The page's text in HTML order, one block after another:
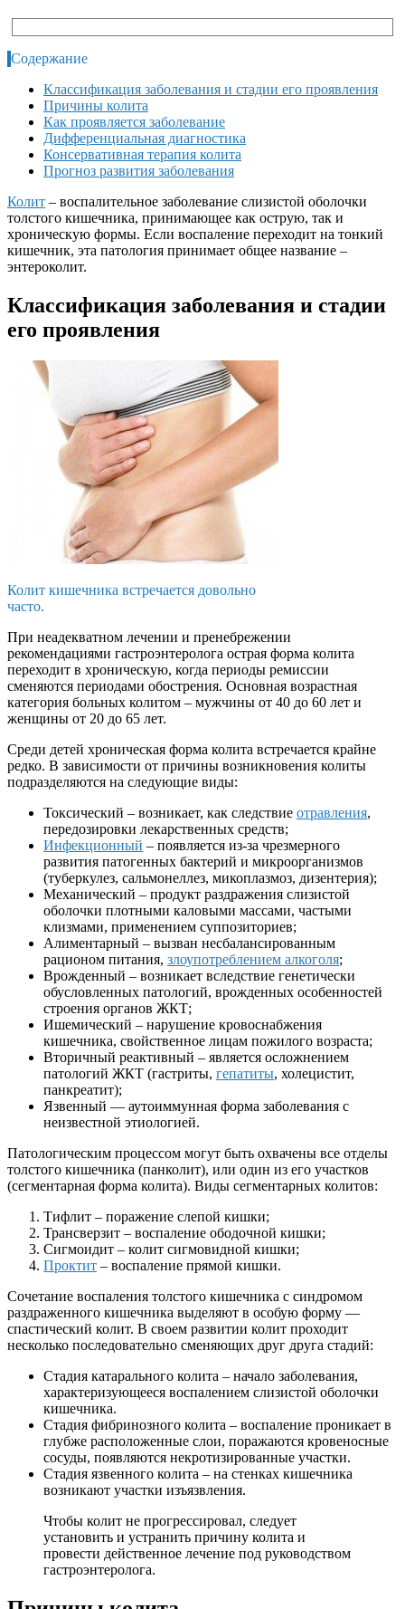
Содержание
Классификация заболевания и стадии его проявления
Причины колита
Как проявляется заболевание
Дифференциальная диагностика
Консервативная терапия колита
Прогноз развития заболевания
Колит – воспалительное заболевание слизистой оболочки
толстого кишечника, принимающее как острую, так и
хроническую формы. Если воспаление переходит на тонкий
кишечник, эта патология принимает общее название –
энтероколит.
Классификация заболевания и стадии
его проявления
Колит кишечника встречается довольно
часто.
При неадекватном лечении и пренебрежении
рекомендациями гастроэнтеролога острая форма колита
переходит в хроническую, когда периоды ремиссии
сменяются периодами обострения. Основная возрастная
категория больных колитом – мужчины от 40 до 60 лет и
женщины от 20 до 65 лет.
Среди детей хроническая форма колита встречается крайне
редко. В зависимости от причины возникновения колиты
подразделяются на следующие виды:
Токсический – возникает, как следствие отравления,
передозировки лекарственных средств;
Инфекционный – появляется из-за чрезмерного
развития патогенных бактерий и микроорганизмов
(туберкулез, сальмонеллез, микоплазмоз, дизентерия);
Механический – продукт раздражения слизистой
оболочки плотными каловыми массами, частыми
клизмами, применением суппозиториев;
Алиментарный – вызван несбалансированным
рационом питания, злоупотреблением алкоголя;
Врожденный – возникает вследствие генетически
обусловленных патологий, врожденных особенностей
строения органов ЖКТ;
Ишемический – нарушение кровоснабжения
кишечника, свойственное лицам пожилого возраста;
Вторичный реактивный – является осложнением
патологий ЖКТ (гастриты, гепатиты, холецистит,
панкреатит);
Язвенный — аутоиммунная форма заболевания с
неизвестной этиологией.
Патологическим процессом могут быть охвачены все отделы
толстого кишечника (панколит), или один из его участков
(сегментарная форма колита). Виды сегментарных колитов:
Тифлит – поражение слепой кишки;
Трансверзит – воспаление ободочной кишки;
Сигмоидит – колит сигмовидной кишки;
Проктит – воспаление прямой кишки.
Сочетание воспаления толстого кишечника с синдромом
раздраженного кишечника выделяют в особую форму —
спастический колит. В своем развитии колит проходит
несколько последовательно сменяющих друг друга стадий:
Стадия катарального колита – начало заболевания,
характеризующееся воспалением слизистой оболочки
кишечника.
Стадия фибринозного колита – воспаление проникает в
глубже расположенные слои, поражаются кровеносные
сосуды, появляются некротизированные участки.
Стадия язвенного колита – на стенках кишечника
возникают участки изъязвления.
Чтобы колит не прогрессировал, следует
установить и устранить причину колита и
провести действенное лечение под руководством
гастроэнтеролога.